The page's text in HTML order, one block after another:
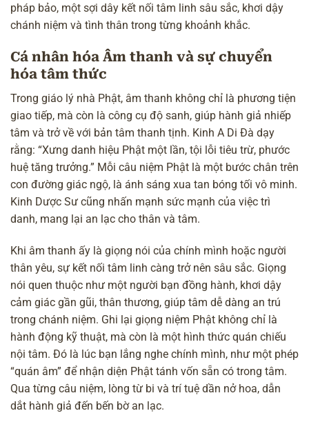
pháp bảo, một sợi dây kết nối tâm linh sâu sắc, khơi dậy
chánh niệm và tình thân trong từng khoảnh khắc.
Cá nhân hóa Âm thanh và sự chuyển
hóa tâm thức
Trong giáo lý nhà Phật, âm thanh không chỉ là phương tiện
giao tiếp, mà còn là công cụ độ sanh, giúp hành giả nhiếp
tâm và trở về với bản tâm thanh tịnh. Kinh A Di Đà dạy
rằng: “Xưng danh hiệu Phật một lần, tội lỗi tiêu trừ, phước
huệ tăng trưởng.” Mỗi câu niệm Phật là một bước chân trên
con đường giác ngộ, là ánh sáng xua tan bóng tối vô minh.
Kinh Dược Sư cũng nhấn mạnh sức mạnh của việc trì
danh, mang lại an lạc cho thân và tâm.
Khi âm thanh ấy là giọng nói của chính mình hoặc người
thân yêu, sự kết nối tâm linh càng trở nên sâu sắc. Giọng
nói quen thuộc như một người bạn đồng hành, khơi dậy
cảm giác gần gũi, thân thương, giúp tâm dễ dàng an trú
trong chánh niệm. Ghi lại giọng niệm Phật không chỉ là
hành động kỹ thuật, mà còn là một hình thức quán chiếu
nội tâm. Đó là lúc bạn lắng nghe chính mình, như một phép
“quán âm” để nhận diện Phật tánh vốn sẵn có trong tâm.
Qua từng câu niệm, lòng từ bi và trí tuệ dần nở hoa, dẫn
dắt hành giả đến bến bờ an lạc.